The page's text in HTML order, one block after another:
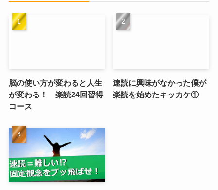
脳の使い方が変わると人生
が変わる！ 楽読24回習得
コース
速読に興味がなかった僕が
楽読を始めたキッカケ①